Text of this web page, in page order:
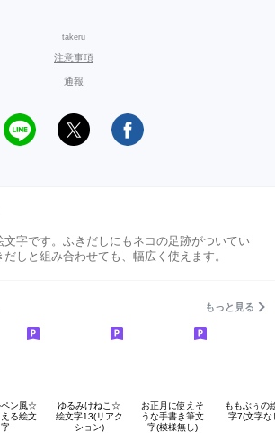
takeru
注意事項
通報
字です。ふきだしにもネコの足跡がついてい
しと組み合わせても、幅広く使えます。
もっと見る
ペン風☆
る絵文
字
ゆるみけねこ☆
絵文字13(リアク
ション)
お正月に使えそ
うな手書き筆文
字(模様無し)
ももぶぅの
字7(文字な